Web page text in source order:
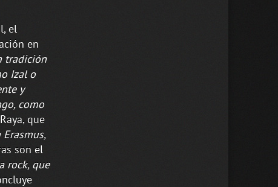
el
en
tradición
Izal o
y
como
que
son el
rock, que